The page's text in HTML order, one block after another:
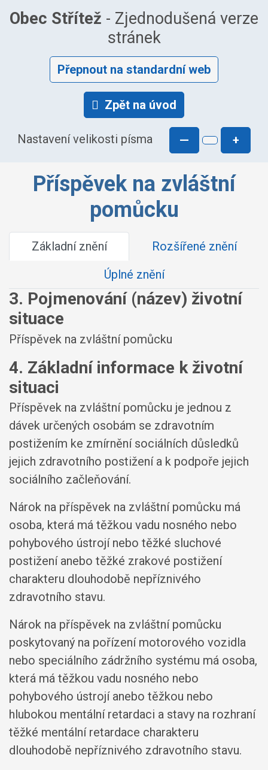
Obec Střítež - Zjednodušená verze
stránek
Přepnout na standardní web
Zpět na úvod
Nastavení velikosti písma — +
Příspěvek na zvláštní
pomůcku
Základní znění
Rozšířené znění
Úplné znění
3. Pojmenování (název) životní
situace
Příspěvek na zvláštní pomůcku
4. Základní informace k životní
situaci
Příspěvek na zvláštní pomůcku je jednou z
dávek určených osobám se zdravotním
postižením ke zmírnění sociálních důsledků
jejich zdravotního postižení a k podpoře jejich
sociálního začleňování.
Nárok na příspěvek na zvláštní pomůcku má
osoba, která má těžkou vadu nosného nebo
pohybového ústrojí nebo těžké sluchové
postižení anebo těžké zrakové postižení
charakteru dlouhodobě nepříznivého
zdravotního stavu.
Nárok na příspěvek na zvláštní pomůcku
poskytovaný na pořízení motorového vozidla
nebo speciálního zádržního systému má osoba,
která má těžkou vadu nosného nebo
pohybového ústrojí anebo těžkou nebo
hlubokou mentální retardaci a stavy na rozhraní
těžké mentální retardace charakteru
dlouhodobě nepříznivého zdravotního stavu.